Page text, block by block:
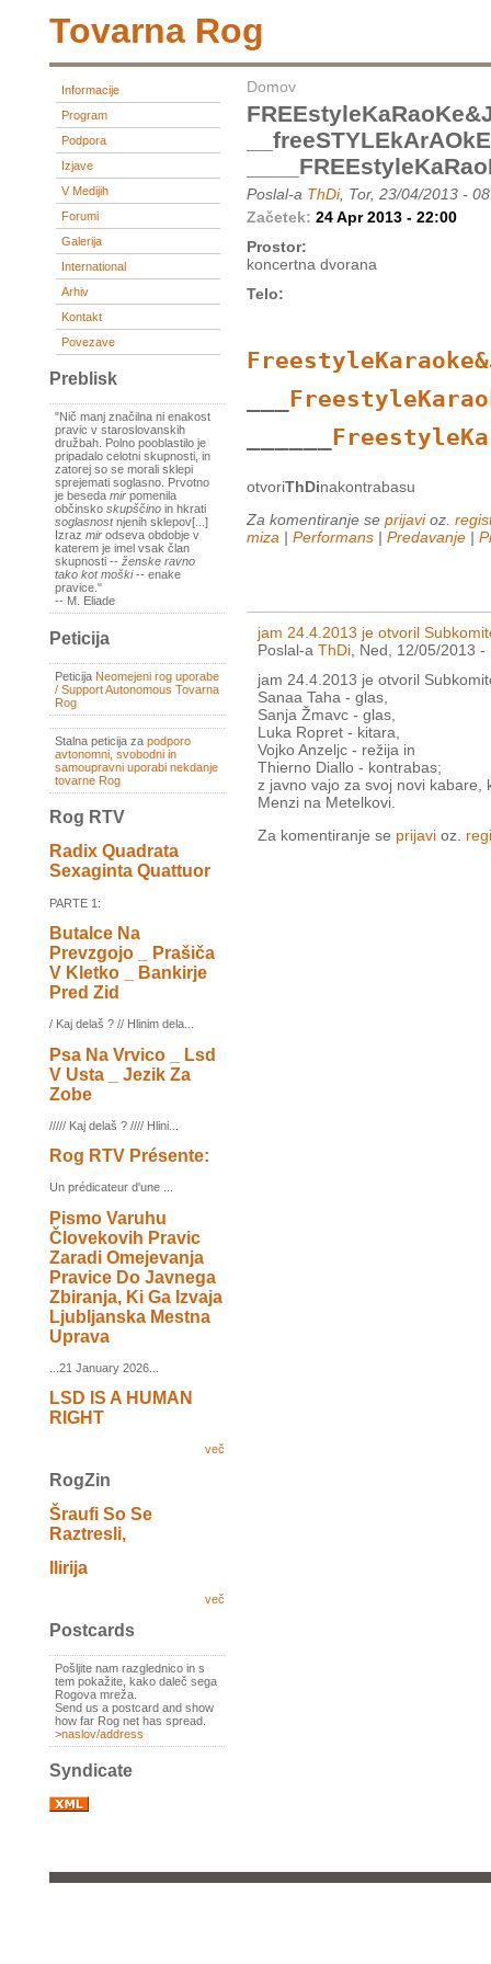
Tovarna Rog
Informacije
Program
Podpora
Izjave
V Medijih
Forumi
Galerija
International
Arhiv
Kontakt
Povezave
Preblisk
"Nič manj značilna ni enakost
pravic v staroslovanskih
družbah. Polno pooblastilo je
pripadalo celotni skupnosti, in
zatorej so se morali sklepi
sprejemati soglasno. Prvotno
je beseda mir pomenila
občinsko skupščino in hkrati
soglasnostnjenih sklepov[...]
Izraz mir odseva obdobje v
katerem je imel vsak član
skupnosti -- ženske ravno
tako kot moški-- enake
pravice."
-- M. Eliade
Peticija
Peticija Neomejeni rog uporabe
/ Support Autonomous Tovarna
Rog
Stalna peticija za podporo
avtonomni, svobodni in
samoupravni uporabi nekdanje
tovarne Rog
Rog RTV
Radix Quadrata
Sexaginta Quattuor
PARTE 1:
Butalce Na
Prevzgojo _ Prašiča
V Kletko _ Bankirje
Pred Zid
/ Kaj delaš ? // Hlinim dela...
Psa Na Vrvico _ Lsd
V Usta _ Jezik Za
Zobe
///// Kaj delaš ? //// Hlini...
Rog RTV Présente:
Un prédicateur d'une ...
Pismo Varuhu
Človekovih Pravic
Zaradi Omejevanja
Pravice Do Javnega
Zbiranja, Ki Ga Izvaja
Ljubljanska Mestna
Uprava
...21 January 2026...
LSD IS A HUMAN
RIGHT
več
RogZin
Šraufi So Se
Raztresli,
Ilirija
več
Postcards
Pošljite nam razglednico in s
tem pokažite, kako daleč sega
Rogova mreža.
Send us a postcard and show
how far Rog net has spread.
>naslov/address
Syndicate
Domov
Poslal-a ThDi, Tor, 23/04/2013 -
Začetek: 24 Apr 2013 - 22:00
Prostor:
koncertna dvorana
Telo:
otvoriThDinakontrabasu
Za komentiranje se prijavioz.
miza | Performans | Predavanje |
jam 24.4.2013 je otvoril
Poslal-a ThDi , Ned, 12/05/2013
jam 24.4.2013 je otvoril
Sanaa Taha - glas,
Sanja Žmavc - glas,
Luka Ropret - kitara,
Vojko Anzeljc - režija in
Thierno Diallo - kontrabas;
z javno vajo za svoj novi kabare,
Menzi na Metelkovi.
Za komentiranje se prijavi oz.